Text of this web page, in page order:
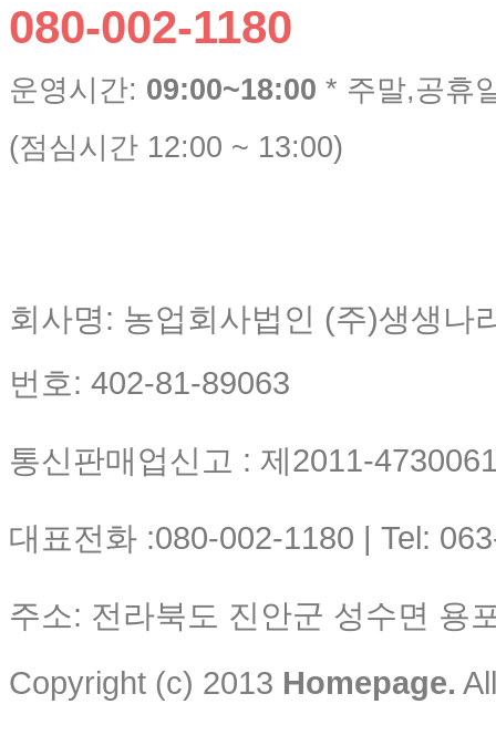
080-002-1180
운영시간: 09:00~18:00 * 주말,공휴
(점심시간 12:00 ~ 13:00)
회사명: 농업회사법인 (주)생생나
번호: 402-81-89063
통신판매업신고 : 제2011-
대표전화 :080-002-1180 | Tel:
주소: 전라북도 진안군 성수면 용
Copyright (c) 2013 Homepage.